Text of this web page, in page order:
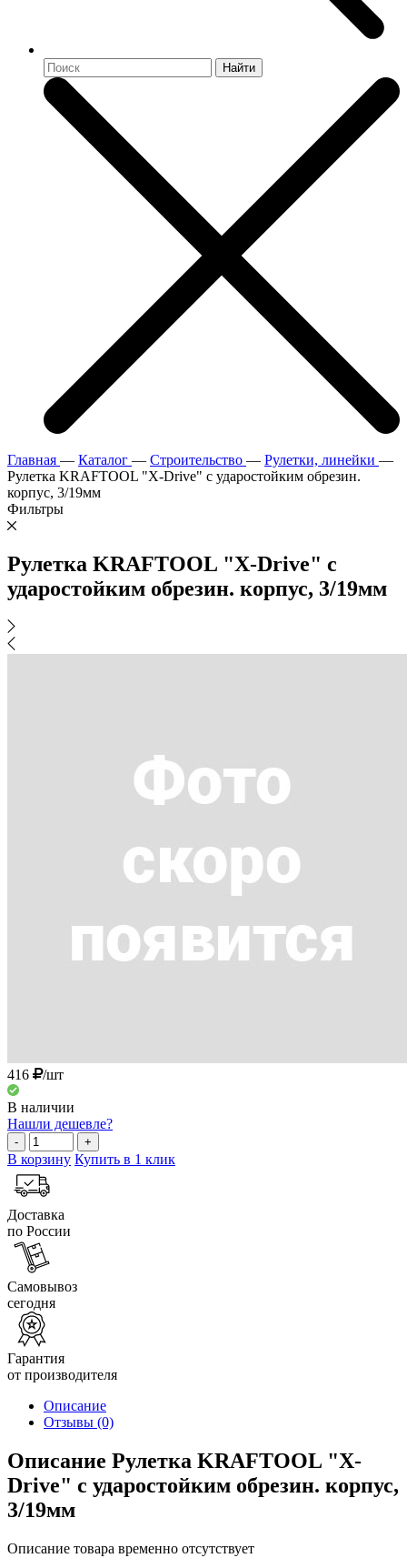
Найти
Главная — Каталог — Строительство — Рулетки, линейки —
Рулетка KRAFTOOL "X-Drive" с ударостойким обрезин.
корпус, 3/19мм
Фильтры
Рулетка KRAFTOOL "X-Drive" с
ударостойким обрезин. корпус, 3/19мм
416 /шт
В наличии
Нашли дешевле?
- +
В корзину Купить в 1 клик
Доставка
по России
Самовывоз
сегодня
Гарантия
от производителя
Описание
Отзывы (0)
Описание Рулетка KRAFTOOL "X-
Drive" с ударостойким обрезин. корпус,
3/19мм
Описание товара временно отсутствует